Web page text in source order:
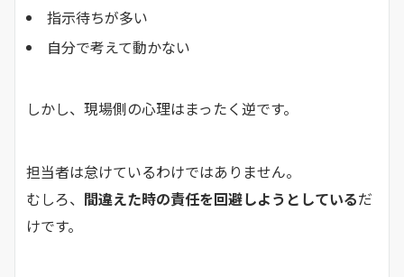
指示待ちが多い
自分で考えて動かない
しかし、現場側の心理はまったく逆です。
担当者は怠けているわけではありません。
むしろ、 間違えた時の責任を回避しようとしているだ
けです。